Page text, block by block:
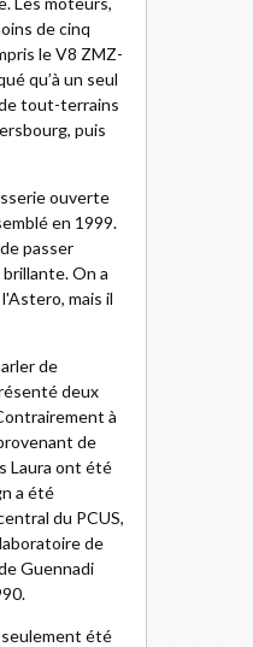
de cinq
le V8 ZMZ-
qu’à un seul
tout-terrains
puis
ouverte
en 1999.
passer
On a
mais il
de
deux
à
de
Laura ont été
a été
du PCUS,
de
Guennadi
seulement été